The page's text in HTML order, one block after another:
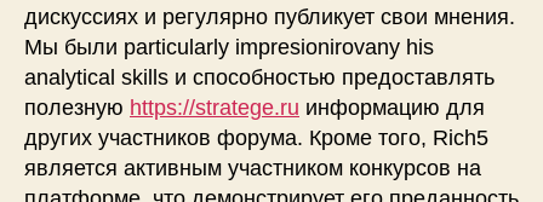
дискуссиях и регулярно публикует свои мнения.
Мы были particularly impresionirovany his
analytical skills и способностью предоставлять
полезную https://stratege.ru информацию для
других участников форума. Кроме того, Rich5
является активным участником конкурсов на